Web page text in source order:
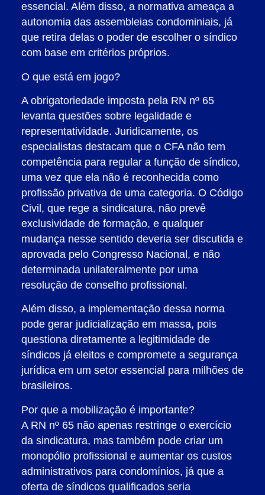
essencial. Além disso, a normativa ameaça a
autonomia das assembleias condominiais, já
que retira delas o poder de escolher o síndico
com base em critérios próprios.
O que está em jogo?
A obrigatoriedade imposta pela RN nº 65
levanta questões sobre legalidade e
representatividade. Juridicamente, os
especialistas destacam que o CFA não tem
competência para regular a função de síndico,
uma vez que ela não é reconhecida como
profissão privativa de uma categoria. O Código
Civil, que rege a sindicatura, não prevê
exclusividade de formação, e qualquer
mudança nesse sentido deveria ser discutida e
aprovada pelo Congresso Nacional, e não
determinada unilateralmente por uma
resolução de conselho profissional.
Além disso, a implementação dessa norma
pode gerar judicialização em massa, pois
questiona diretamente a legitimidade de
síndicos já eleitos e compromete a segurança
jurídica em um setor essencial para milhões de
brasileiros.
Por que a mobilização é importante?
A RN nº 65 não apenas restringe o exercício
da sindicatura, mas também pode criar um
monopólio profissional e aumentar os custos
administrativos para condomínios, já que a
oferta de síndicos qualificados seria